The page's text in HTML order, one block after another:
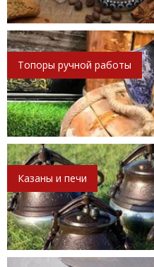
Топоры ручной работы
Казаны и печи